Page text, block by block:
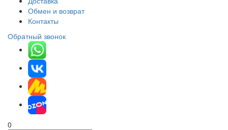
Обмен и возврат
Контакты
Обратный звонок
0